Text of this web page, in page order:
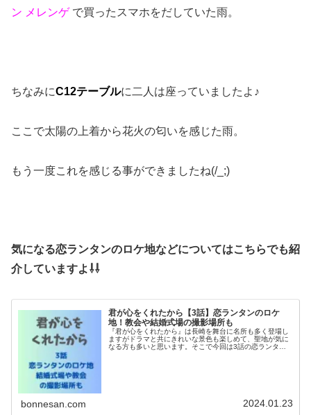
ン メレンゲで買ったスマホをだしていた雨。
ちなみにC12テーブルに二人は座っていましたよ♪
ここで太陽の上着から花火の匂いを感じた雨。
もう一度これを感じる事ができましたね(/_;)
気になる恋ランタンのロケ地などについてはこちらでも紹
介していますよ⇩⇩
君が心をくれたから【3話】恋ランタンのロケ
地！教会や結婚式場の撮影場所も
『君が心をくれたから』は長崎を舞台に名所も多く登場し
ますがドラマと共にきれいな景色も楽しめて、聖地が気に
なる方も多いと思います。そこで今回は3話の恋ランタン
bonnesan.com 2024.01.23